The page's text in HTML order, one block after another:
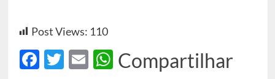
Post Views: 110
Facebook
Twitter
EmailWhatsApp
Compartilhar